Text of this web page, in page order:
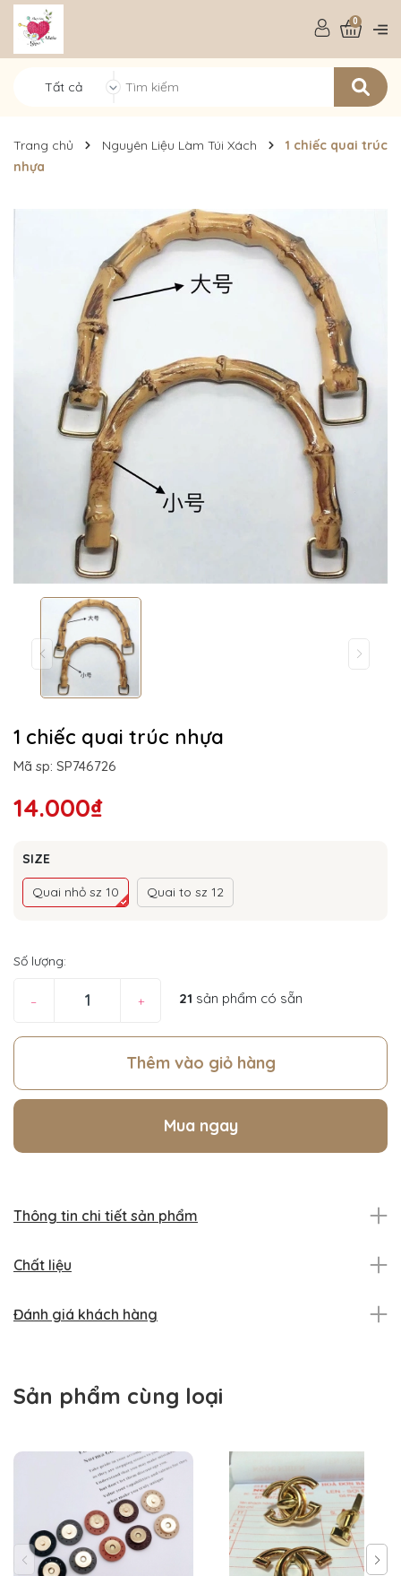
Tất cả
0
Trang chủ Nguyên Liệu Làm Túi Xách
1 chiếc quai trúc
nhựa
1 chiếc quai trúc nhựa
Mã sp: SP746726
14.000₫
SIZE
Quai nhỏ sz 10 Quai to sz 12
Số lượng:
– + 21 sản phẩm có sẵn
Thêm vào giỏ hàng
Mua ngay
Thông tin chi tiết sản phẩm
Chất liệu
Đánh giá khách hàng
Sản phẩm cùng loại